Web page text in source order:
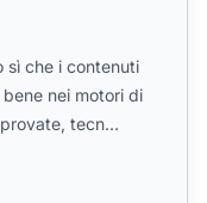
sì che i contenuti
nei motori di
tecn...